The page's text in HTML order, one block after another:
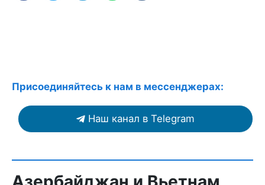
Присоединяйтесь к нам в мессенджерах:
Наш канал в Telegram